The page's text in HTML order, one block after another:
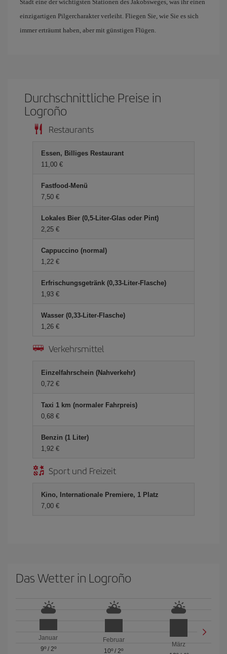
Stadt eine der wichtigsten Stationen des Jakobsweges, was ihr einen
einzigartigen Pilgercharakter verleiht. Fliegen Sie, wie Sie es sich
immer erträumt haben, aber mit günstigen Flügen.
Durchschnittliche Preise in
Logroño
Restaurants
Essen, Billiges Restaurant
11,00 €
Fastfood-Menü
7,50 €
Lokales Bier (0,5-Liter-Glas oder Pint)
2,25 €
Cappuccino (normal)
1,22 €
Erfrischungsgetränk (0,33-Liter-Flasche)
1,93 €
Wasser (0,33-Liter-Flasche)
1,26 €
Verkehrsmittel
Einzelfahrschein (Nahverkehr)
0,72 €
Taxi 1 km (normaler Fahrpreis)
0,68 €
Benzin (1 Liter)
1,92 €
Sport und Freizeit
Kino, Internationale Premiere, 1 Platz
7,00 €
Das Wetter in Logroño
Januar
9º/ 2º
Februar
10º / 2º
März